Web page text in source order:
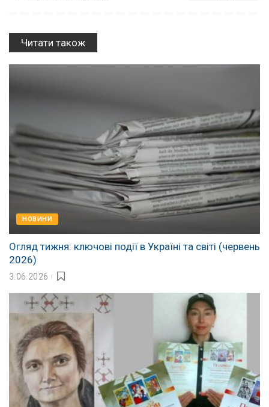
Читати також
НОВИНИ
Огляд тижня: ключові події в Україні та світі (червень
2026)
3.06.2026